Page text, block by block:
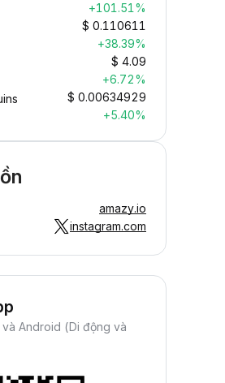
+101.51%
$ 0.110611
+38.39%
$ 4.09
+6.72%
$ 0.00634929
+5.40%
amazy.io
instagram.com
Android (Di động và